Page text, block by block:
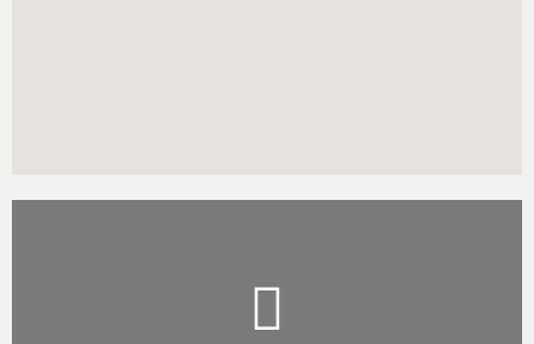
vergezeld van een authenticiteitsbewijs van